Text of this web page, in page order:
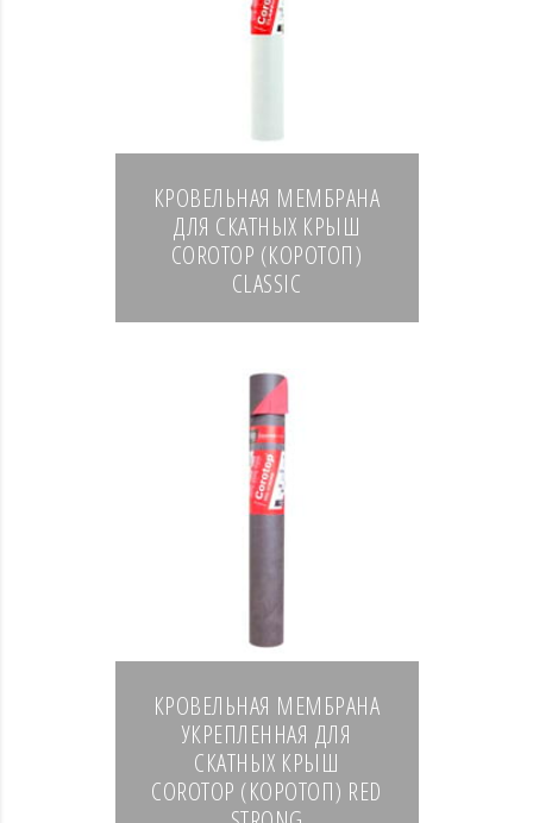
КРОВЕЛЬНАЯ МЕМБРАНА
ДЛЯ СКАТНЫХ КРЫШ
COROTOP (КОРОТОП)
CLASSIC
КРОВЕЛЬНАЯ МЕМБРАНА
УКРЕПЛЕННАЯ ДЛЯ
СКАТНЫХ КРЫШ
COROTOP (КОРОТОП) RED